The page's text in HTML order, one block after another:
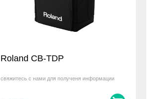
Roland CB-TDP
свяжитесь с нами для полученя информации